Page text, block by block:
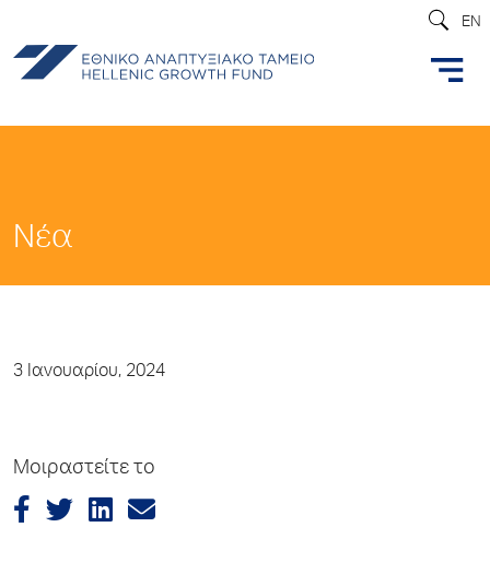
EN
Νέα
3 Ιανουαρίου, 2024
Μοιραστείτε το